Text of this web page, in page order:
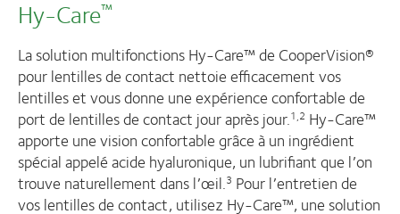
Hy-Care™
La solution multifonctions Hy-Care™ de CooperVision®
pour lentilles de contact nettoie efficacement vos
lentilles et vous donne une expérience confortable de
port de lentilles de contact jour après jour.1,2 Hy-Care™
apporte une vision confortable grâce à un ingrédient
spécial appelé acide hyaluronique, un lubrifiant que l’on
trouve naturellement dans l’œil.3 Pour l’entretien de
vos lentilles de contact, utilisez Hy-Care™, une solution